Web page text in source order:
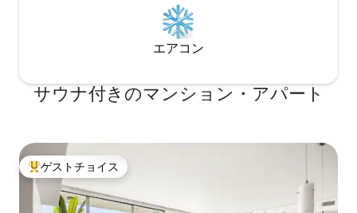
エアコン
サウナ付きのマンション・アパート
大好評のゲストチョイスです。
ゲストチョイス